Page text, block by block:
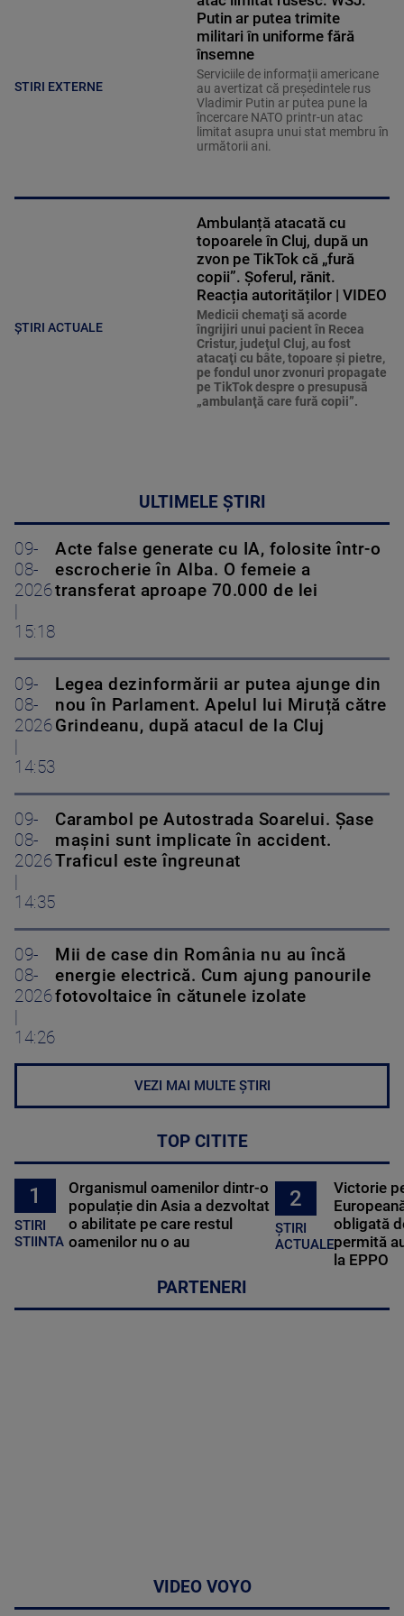
STIRI EXTERNE
Putin ar putea trimite
militari în uniforme fără
însemne
Serviciile de informații americane
au avertizat că președintele rus
Vladimir Putin ar putea pune la
încercare NATO printr-un atac
limitat asupra unui stat membru în
următorii ani.
ȘTIRI ACTUALE
Ambulanță atacată cu
topoarele în Cluj, după un
zvon pe TikTok că „fură
copii”. Șoferul, rănit.
Reacția autorităților | VIDEO
Medicii chemaţi să acorde
îngrijiri unui pacient în Recea
Cristur, judeţul Cluj, au fost
atacaţi cu bâte, topoare şi pietre,
pe fondul unor zvonuri propagate
pe TikTok despre o presupusă
„ambulanţă care fură copii”.
ULTIMELE ȘTIRI
09-
08-
2026
15:18
Acte false generate cu IA, folosite într-o
escrocherie în Alba. O femeie a
transferat aproape 70.000 de lei
09-
08-
2026
14:53
Legea dezinformării ar putea ajunge din
nou în Parlament. Apelul lui Miruță către
Grindeanu, după atacul de la Cluj
09-
08-
2026
14:35
Carambol pe Autostrada Soarelui. Șase
mașini sunt implicate în accident.
Traficul este îngreunat
09-
08-
2026
14:26
Mii de case din România nu au încă
energie electrică. Cum ajung panourile
fotovoltaice în cătunele izolate
VEZI MAI MULTE ȘTIRI
TOP CITITE
1
STIRI
STIINTA
Organismul oamenilor dintr-o
populație din Asia a dezvoltat
o abilitate pe care restul
oamenilor nu o au
2
ȘTIRI
ACTUALE
Victorie
obligată
permită
la EPPO
PARTENERI
VIDEO VOYO